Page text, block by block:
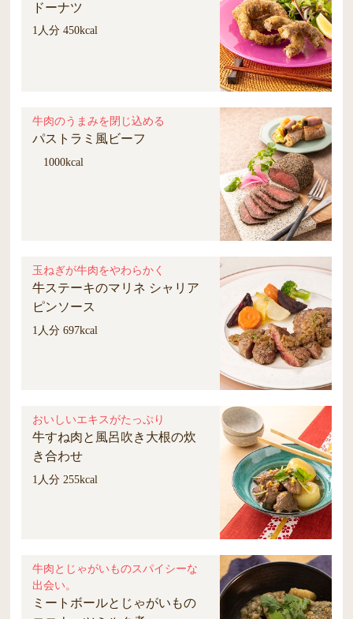
ドーナツ
1人分 450kcal
牛肉のうまみを閉じ込める
パストラミ風ビーフ
1000kcal
玉ねぎが牛肉をやわらかく
牛ステーキのマリネ シャリア
ピンソース
1人分 697kcal
おいしいエキスがたっぷり
牛すね肉と風呂吹き大根の炊
き合わせ
1人分 255kcal
牛肉とじゃがいものスパイシーな
出会い。
ミートボールとじゃがいもの